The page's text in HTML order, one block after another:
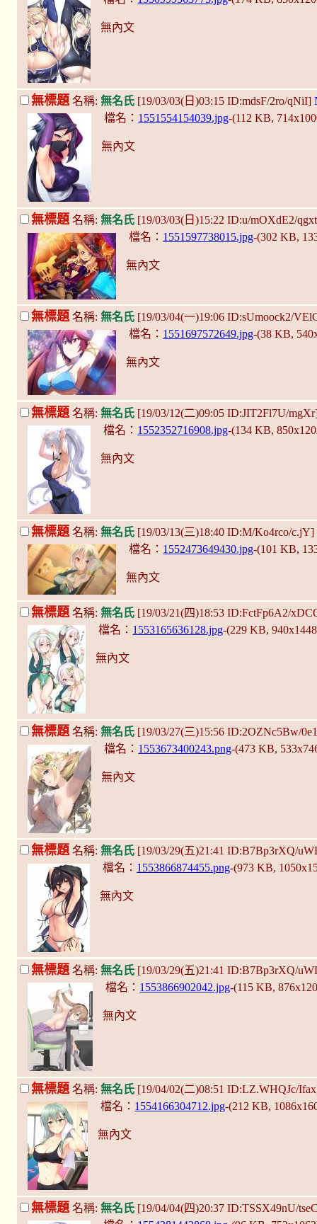
無內文
無標題 名稱: 無名氏 [19/03/03(日)03:15 ID:mdsF/2ro/qNiI]
檔名： 1551554154039.jpg-(112 KB,
無內文
無標題 名稱: 無名氏 [19/03/03(日)15:22 ID:u/mOXdE2/
檔名： 1551597738015.jpg-(302 KB,
無內文
無標題名稱: 無名氏 [19/03/04(一)19:06 ID:sUmoock2/
檔名： 1551697572649.jpg-(38 KB,
無內文
無標題 名稱: 無名氏 [19/03/12(二)09:05 ID:JIT2Fl7U/
檔名： 1552352716908.jpg-(134 KB,
無內文
無標題 名稱: 無名氏 [19/03/13(三)18:40 ID:M/Ko4rco/c.jY]
檔名： 1552473649430.jpg-(101 KB,
無內文
無標題 名稱: 無名氏 [19/03/21(四)18:53 ID:FctFp6A2/
檔名： 1553165636128.jpg-(229 KB,
無內文
無標題 名稱: 無名氏 [19/03/27(三)15:56 ID:2OZNc5Bw/
檔名： 1553673400243.png-(473 KB,
無內文
無標題名稱: 無名氏 [19/03/29(五)21:41 ID:B7Bp3rXQ/
檔名： 1553866874455.png-(973 KB,
無內文
無標題 名稱: 無名氏 [19/03/29(五)21:41 ID:B7Bp3rXQ/
檔名： 1553866902042.jpg-(115 KB,
無內文
無標題 名稱: 無名氏 [19/04/02(二)08:51 ID:LZ.WHQJc/
檔名： 1554166304712.jpg-(212 KB,
無內文
無標題 名稱: 無名氏 [19/04/04(四)20:37 ID:TSSX49nU/